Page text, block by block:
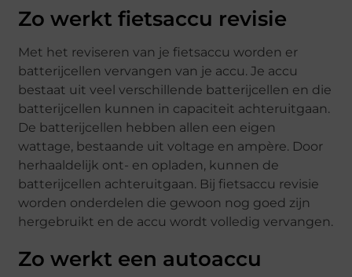
Zo werkt fietsaccu revisie
Met het reviseren van je fietsaccu worden er
batterijcellen vervangen van je accu. Je accu
bestaat uit veel verschillende batterijcellen en die
batterijcellen kunnen in capaciteit achteruitgaan.
De batterijcellen hebben allen een eigen
wattage, bestaande uit voltage en ampère. Door
herhaaldelijk ont- en opladen, kunnen de
batterijcellen achteruitgaan. Bij fietsaccu revisie
worden onderdelen die gewoon nog goed zijn
hergebruikt en de accu wordt volledig vervangen.
Zo werkt een autoaccu